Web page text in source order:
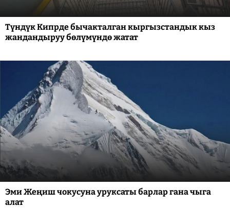
Түндүк Кипрде бычакталган кыргызстандык кыз
жандандыруу бөлүмүндө жатат
Эми Жеңиш чокусуна уруксаты барлар гана чыга
алат